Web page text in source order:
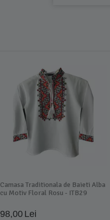
Camasa Traditionala de Baieti Alba
cu Motiv Floral Rosu - ITB29
98,00 Lei